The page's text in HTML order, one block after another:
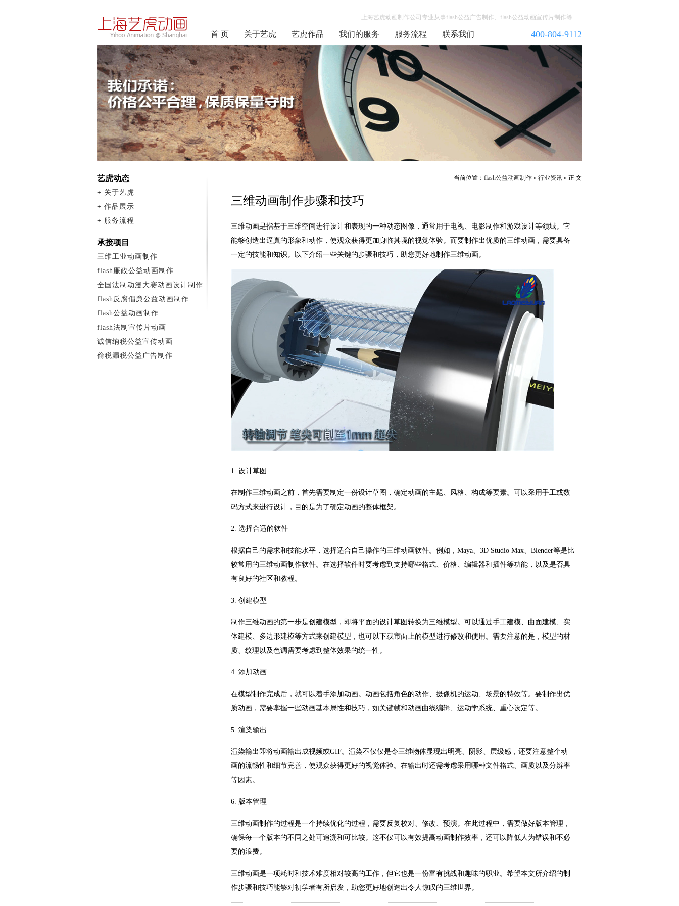
上海艺虎动画制作公司专业从事flash公益广告制作、flash公益动画宣传片制作等...
首 页 关于艺虎 艺虎作品 我们的服务 服务流程 联系我们 400-804-9112
当前位置： flash公益动画制作 » 行业资讯 » 正 文
三维动画制作步骤和技巧
三维动画是指基于三维空间进行设计和表现的一种动态图像，通常用于电视、电影制作和游戏设计等领域。它
能够创造出逼真的形象和动作，使观众获得更加身临其境的视觉体验。而要制作出优质的三维动画，需要具备
一定的技能和知识。以下介绍一些关键的步骤和技巧，助您更好地制作三维动画。
1. 设计草图
在制作三维动画之前，首先需要制定一份设计草图，确定动画的主题、风格、构成等要素。可以采用手工或数
码方式来进行设计，目的是为了确定动画的整体框架。
2. 选择合适的软件
根据自己的需求和技能水平，选择适合自己操作的三维动画软件。例如，Maya、3D Studio Max、Blender等是比
较常用的三维动画制作软件。在选择软件时要考虑到支持哪些格式、价格、编辑器和插件等功能，以及是否具
有良好的社区和教程。
3. 创建模型
制作三维动画的第一步是创建模型，即将平面的设计草图转换为三维模型。可以通过手工建模、曲面建模、实
体建模、多边形建模等方式来创建模型，也可以下载市面上的模型进行修改和使用。需要注意的是，模型的材
质、纹理以及色调需要考虑到整体效果的统一性。
4. 添加动画
在模型制作完成后，就可以着手添加动画。动画包括角色的动作、摄像机的运动、场景的特效等。要制作出优
质动画，需要掌握一些动画基本属性和技巧，如关键帧和动画曲线编辑、运动学系统、重心设定等。
5. 渲染输出
渲染输出即将动画输出成视频或GIF。渲染不仅仅是令三维物体显现出明亮、阴影、层级感，还要注意整个动
画的流畅性和细节完善，使观众获得更好的视觉体验。在输出时还需考虑采用哪种文件格式、画质以及分辨率
等因素。
6. 版本管理
三维动画制作的过程是一个持续优化的过程，需要反复校对、修改、预演。在此过程中，需要做好版本管理，
确保每一个版本的不同之处可追溯和可比较。这不仅可以有效提高动画制作效率，还可以降低人为错误和不必
要的浪费。
三维动画是一项耗时和技术难度相对较高的工作，但它也是一份富有挑战和趣味的职业。希望本文所介绍的制
作步骤和技巧能够对初学者有所启发，助您更好地创造出令人惊叹的三维世界。
艺虎动态
+ 关于艺虎
+ 作品展示
+ 服务流程
承接项目
三维工业动画制作
flash廉政公益动画制作
全国法制动漫大赛动画设计制作
flash反腐倡廉公益动画制作
flash公益动画制作
flash法制宣传片动画
诚信纳税公益宣传动画
偷税漏税公益广告制作